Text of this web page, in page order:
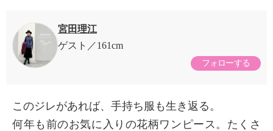
宮田理江
ゲスト
161cm
フォローする
このジレがあれば、手持ち服も生き返る。
何年も前のお気に入りの花柄ワンピース。たくさ